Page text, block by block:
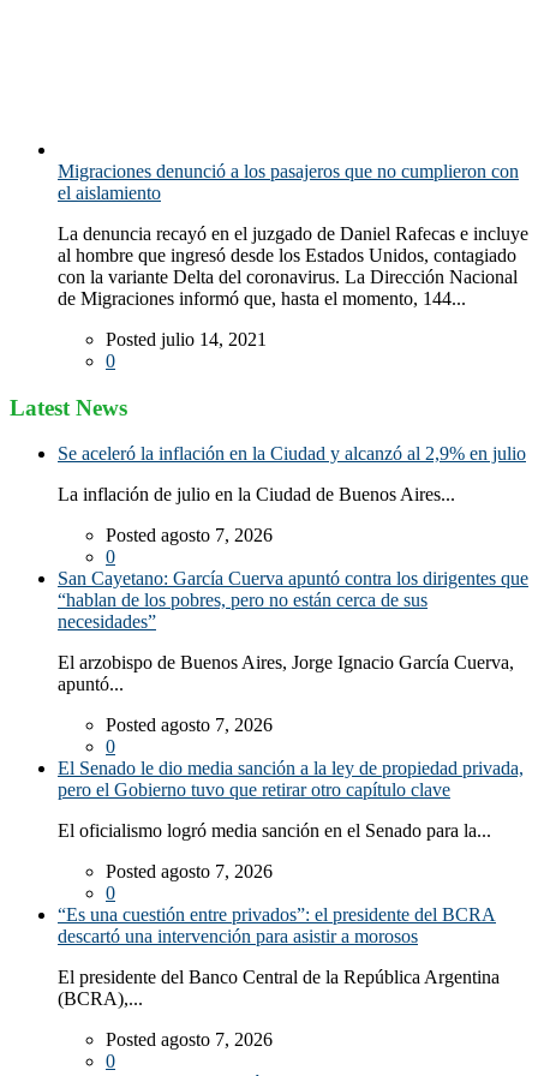
Migraciones denunció a los pasajeros que no cumplieron con
el aislamiento
La denuncia recayó en el juzgado de Daniel Rafecas e incluye
al hombre que ingresó desde los Estados Unidos, contagiado
con la variante Delta del coronavirus. La Dirección Nacional
de Migraciones informó que, hasta el momento, 144...
Posted julio 14, 2021
0
Latest News
Se aceleró la inflación en la Ciudad y alcanzó al 2,9% en julio
La inflación de julio en la Ciudad de Buenos Aires...
Posted agosto 7, 2026
0
San Cayetano: García Cuerva apuntó contra los dirigentes que
“hablan de los pobres, pero no están cerca de sus
necesidades”
El arzobispo de Buenos Aires, Jorge Ignacio García Cuerva,
apuntó...
Posted agosto 7, 2026
0
El Senado le dio media sanción a la ley de propiedad privada,
pero el Gobierno tuvo que retirar otro capítulo clave
El oficialismo logró media sanción en el Senado para la...
Posted agosto 7, 2026
0
“Es una cuestión entre privados”: el presidente del BCRA
descartó una intervención para asistir a morosos
El presidente del Banco Central de la República Argentina
(BCRA),...
Posted agosto 7, 2026
0